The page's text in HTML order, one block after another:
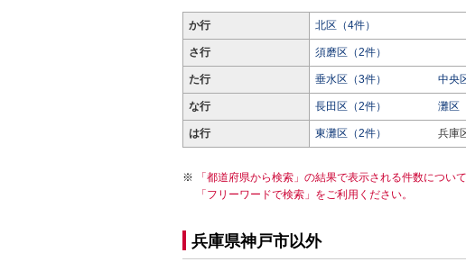
か行 北区（4件）
さ行 須磨区（2件）
た行 垂水区（3件） 中央
な行 長田区（2件） 灘区
は行 東灘区（2件） 兵庫
「都道府県から検索」の結果で表示される件数につ
「フリーワードで検索」をご利用ください。
兵庫県神戸市以外